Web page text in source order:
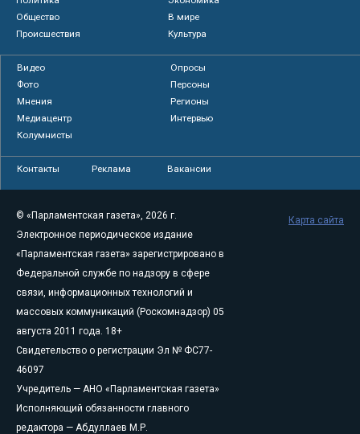
Общество
В мире
Происшествия
Культура
Видео
Опросы
Фото
Персоны
Мнения
Регионы
Медиацентр
Интервью
Колумнисты
Контакты Реклама Вакансии
© «Парламентская газета», 2026 г.
Электронное периодическое издание
«Парламентская газета» зарегистрировано в
Федеральной службе по надзору в сфере
связи, информационных технологий и
массовых коммуникаций (Роскомнадзор) 05
августа 2011 года. 18+
Свидетельство о регистрации Эл № ФС77-
46097
Учредитель — АНО «Парламентская газета»
Исполняющий обязанности главного
редактора — Абдуллаев М.Р.
Карта сайта